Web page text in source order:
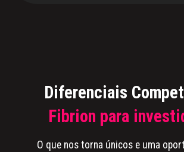
Diferenciais
Fibrion para
O que nos torna únicos e uma